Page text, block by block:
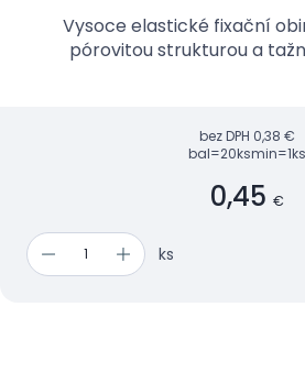
Vysoce elastické fixační
pórovitou strukturou a
bez DPH 0,38 €
bal=20ksmin=1ks
0,45 €
ks